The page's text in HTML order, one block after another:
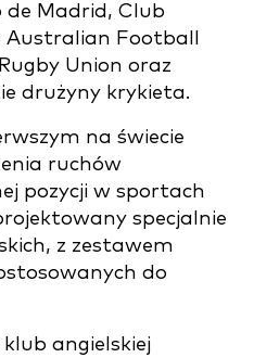
Madrid, Club
Football
Union oraz
drużyny krykieta.
na świecie
ruchów
pozycji w sportach
specjalnie
z zestawem
do
angielskiej